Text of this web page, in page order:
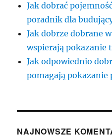
Jak dobrać
poradnik dla
Jak dobrze dobrane
wspierają pokazanie
Jak odpowiednio
pomagają pokazanie
NAJNOWSZE